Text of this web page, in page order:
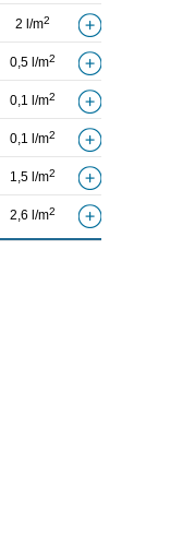
2 l/m2
0,5 l/m2
0,1 l/m2
0,1 l/m2
1,5 l/m2
2,6 l/m2